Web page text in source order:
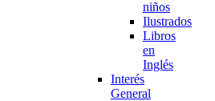
niños
Ilustrados
Libros
en
Inglés
Interés
General